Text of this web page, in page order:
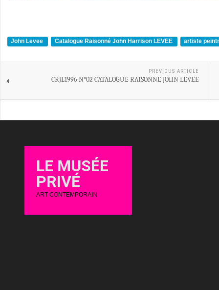
John Levee Catalogue Raisonné John Harrison LEVEE artiste
PREVIOUS ARTICLE
CRJL1996 N°02 CATALOGUE RAISONNE JOHN LEVEE
LE MUSÉE
PRIVÉ
ART CONTEMPORAIN